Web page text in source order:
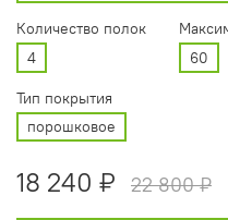
Количество полок
4
60
Тип покрытия
порошковое
18 240 ₽ 22 800 ₽